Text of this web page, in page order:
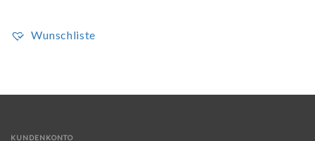
Wunschliste
KUNDENKONTO